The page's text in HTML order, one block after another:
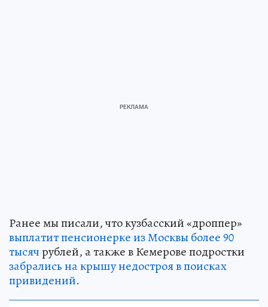
Ранее мы писали, что кузбасский «дроппер»
выплатит пенсионерке из Москвы более 90
тысячрублей, а также в Кемерове подростки
забрались на крышу недостроя в поисках
привидений.